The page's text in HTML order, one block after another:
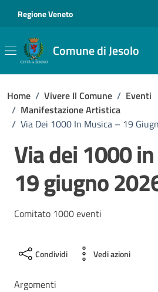
Regione Veneto
Comune di Jesolo
Home / Vivere Il Comune / Eventi
/ Manifestazione Artistica
/ Via Dei 1000 In Musica – 19
Via dei 1000
19 giugno
Comitato 1000 eventi
Condividi Vedi azioni
Argomenti